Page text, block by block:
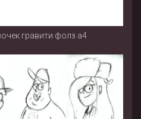
гравити фолз а4